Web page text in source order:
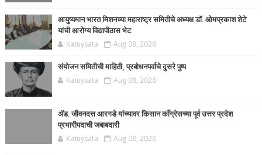
आयुष्यमान भारत मिशनच्या महाराष्ट्र समितीचे अध्यक्ष डॉ. ओमप्रकाश शेटे
यांची आरोग्य विद्यापीठास भेट
Katuysata Aug 08, 2026
संयोजन समितीची माहिती, प्रबोधनपर्वाचे दुसरे पुष्प
Katuysata Aug 08, 2026
ॲड. जीवनदत्त आरगडे यांच्यावर किसान काँग्रेसच्या पूर्व उत्तर प्रदेश
प्रभारीपदाची जबाबदारी
Katuysata Aug 08, 2026